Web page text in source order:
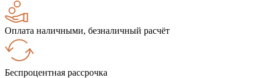
Оплата наличными, безналичный расчёт
Беспроцентная рассрочка